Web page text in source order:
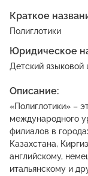
Краткое
Полиглотики
Юридическое
Детский языковой
Описание:
«Полиглотики» –
международного
филиалов в
Казахстана,
английскому,
итальянскому и